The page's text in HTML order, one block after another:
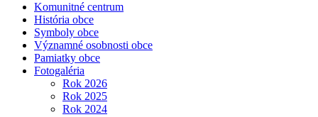
Komunitné centrum
História obce
Symboly obce
Významné osobnosti obce
Pamiatky obce
Fotogaléria
Rok 2026
Rok 2025
Rok 2024